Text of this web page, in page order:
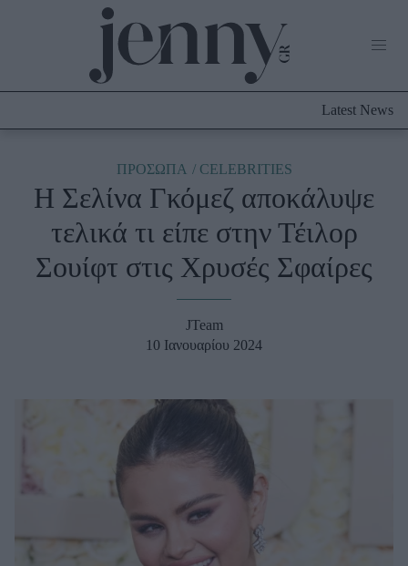
Culture
Fashion
Shopping
Styling Tips
Μαλλιά - Νύχια
Well being
Ψυχολογία
Υγεία + Διατροφή
Latest News
ΠΡΟΣΩΠΑ CELEBRITIES
Η Σελίνα Γκόμεζ αποκάλυψε
τελικά τι είπε στην Τέιλορ
Σουίφτ στις Χρυσές Σφαίρες
JTeam
10 Ιανουαρίου 2024